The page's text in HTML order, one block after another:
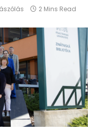
2 Mins Read